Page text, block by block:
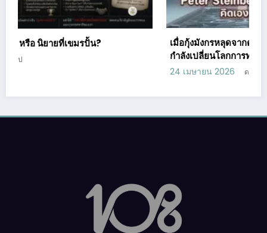
เมื่อกุ้งมังกรหลุดจากตู้: ชายผู้หมดไฟ สู่ผู้สร้าง AI Agent ที่
กำลังเปลี่ยนโลกการทำงานไปตลอดกาล